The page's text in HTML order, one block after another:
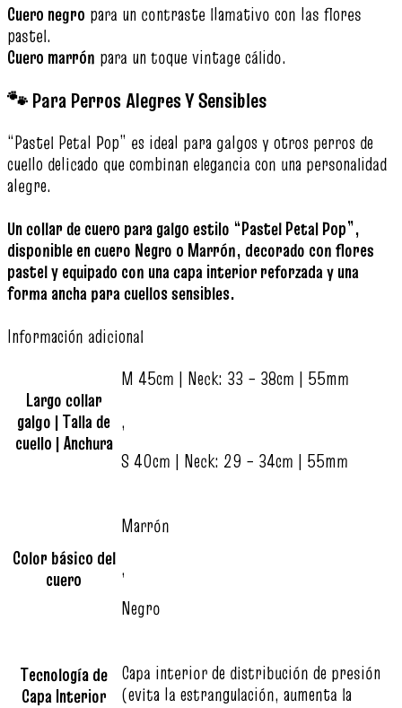
Cuero negro para un contraste llamativo con las flores
pastel.
Cuero marrón para un toque vintage cálido.
🐾 Para Perros Alegres Y Sensibles
“Pastel Petal Pop” es ideal para galgos y otros perros de
cuello delicado que combinan elegancia con una personalidad
alegre.
Un collar de cuero para galgo estilo “Pastel Petal Pop”,
disponible en cuero Negro o Marrón, decorado con flores
pastel y equipado con una capa interior reforzada y una
forma ancha para cuellos sensibles.
Información adicional
Largo collar
galgo | Talla de
cuello | Anchura
M 45cm | Neck: 33 – 38cm | 55mm
,
S 40cm | Neck: 29 – 34cm | 55mm
Color básico del
cuero
Marrón
,
Negro
Tecnología de
Capa Interior
Capa interior de distribución de presión
(evita la estrangulación, aumenta la